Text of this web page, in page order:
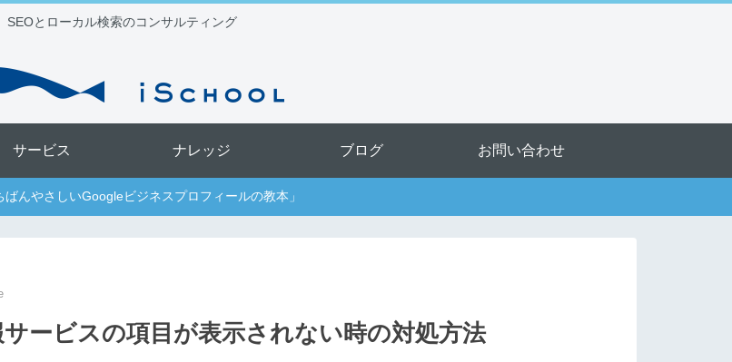
SEOとローカル検索のコンサルティング
サービス ナレッジ ブログ お問い合わせ
ばんやさしいGoogleビジネスプロフィールの教本」
ービスの項目が表示されない時の対処方法